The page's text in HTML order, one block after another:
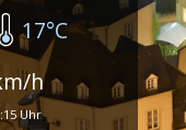
17°C
h
Uhr